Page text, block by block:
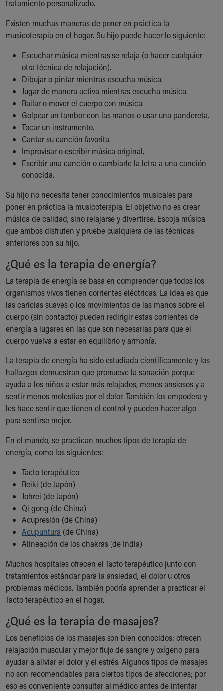
tratamiento personalizado.
Existen muchas maneras de poner en práctica la
musicoterapia en el hogar. Su hijo puede hacer lo siguiente:
Escuchar música mientras se relaja (o hacer cualquier
otra técnica de relajación).
Dibujar o pintar mientras escucha música.
Jugar de manera activa mientras escucha música.
Bailar o mover el cuerpo con música.
Golpear un tambor con las manos o usar una pandereta.
Tocar un instrumento.
Cantar su canción favorita.
Improvisar o escribir música original.
Escribir una canción o cambiarle la letra a una canción
conocida.
Su hijo no necesita tener conocimientos musicales para
poner en práctica la musicoterapia. El objetivo no es crear
música de calidad, sino relajarse y divertirse. Escoja música
que ambos disfruten y pruebe cualquiera de las técnicas
anteriores con su hijo.
¿Qué es la terapia de energía?
La terapia de energía se basa en comprender que todos los
organismos vivos tienen corrientes eléctricas. La idea es que
las caricias suaves o los movimientos de las manos sobre el
cuerpo (sin contacto) pueden redirigir estas corrientes de
energía a lugares en las que son necesarias para que el
cuerpo vuelva a estar en equilibrio y armonía.
La terapia de energía ha sido estudiada científicamente y los
hallazgos demuestran que promueve la sanación porque
ayuda a los niños a estar más relajados, menos ansiosos y a
sentir menos molestias por el dolor. También los empodera y
les hace sentir que tienen el control y pueden hacer algo
para sentirse mejor.
En el mundo, se practican muchos tipos de terapia de
energía, como los siguientes:
Tacto terapéutico
Reiki (de Japón)
Johrei (de Japón)
Qi gong (de China)
Acupresión (de China)
Acupuntura (de China)
Alineación de los chakras (de India)
Muchos hospitales ofrecen el Tacto terapéutico junto con
tratamientos estándar para la ansiedad, el dolor u otros
problemas médicos. También podría aprender a practicar el
Tacto terapéutico en el hogar.
¿Qué es la terapia de masajes?
Los beneficios de los masajes son bien conocidos: ofrecen
relajación muscular y mejor flujo de sangre y oxígeno para
ayudar a aliviar el dolor y el estrés. Algunos tipos de masajes
no son recomendables para ciertos tipos de afecciones; por
eso es conveniente consultar al médico antes de intentar